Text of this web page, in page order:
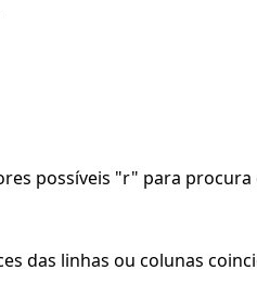
possíveis "r" para
das linhas ou colunas